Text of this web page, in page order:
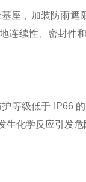
座，加装防雨遮
连续性、密封件
等级低于 IP66
生化学反应引发危